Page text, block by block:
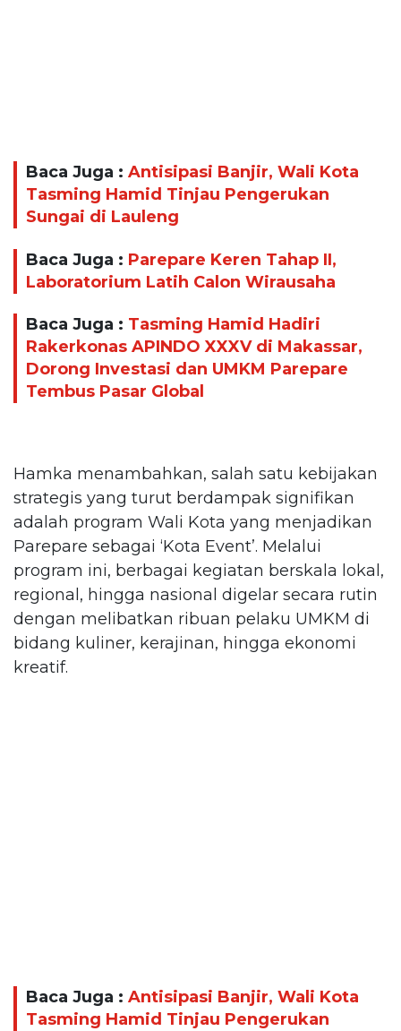
Baca Juga : Antisipasi Banjir, Wali Kota
Tasming Hamid Tinjau Pengerukan
Sungai di Lauleng
Baca Juga : Parepare Keren Tahap II,
Laboratorium Latih Calon Wirausaha
Baca Juga : Tasming Hamid Hadiri
Rakerkonas APINDO XXXV di Makassar,
Dorong Investasi dan UMKM Parepare
Tembus Pasar Global
Hamka menambahkan, salah satu kebijakan
strategis yang turut berdampak signifikan
adalah program Wali Kota yang menjadikan
Parepare sebagai ‘Kota Event’. Melalui
program ini, berbagai kegiatan berskala lokal,
regional, hingga nasional digelar secara rutin
dengan melibatkan ribuan pelaku UMKM di
bidang kuliner, kerajinan, hingga ekonomi
kreatif.
Baca Juga : Antisipasi Banjir, Wali Kota
Tasming Hamid Tinjau Pengerukan